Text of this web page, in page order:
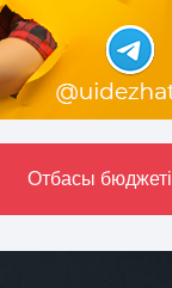
Отбасы бюджетi